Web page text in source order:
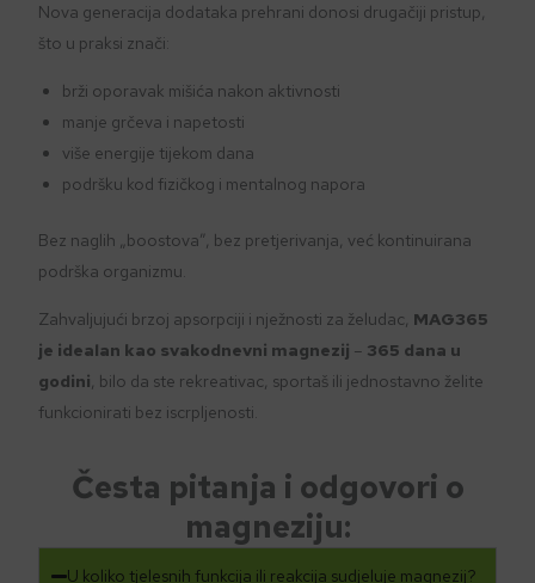
Nova generacija dodataka prehrani donosi drugačiji pristup,
što u praksi znači:
brži oporavak mišića nakon aktivnosti
manje grčeva i napetosti
više energije tijekom dana
podršku kod fizičkog i mentalnog napora
Bez naglih „boostova”, bez pretjerivanja, već kontinuirana
podrška organizmu.
Zahvaljujući brzoj apsorpciji i nježnosti za želudac, MAG365
je idealan kao svakodnevni magnezij – 365 dana u
godini, bilo da ste rekreativac, sportaš ili jednostavno želite
funkcionirati bez iscrpljenosti.
Česta pitanja i odgovori o
magneziju:
U koliko tjelesnih funkcija ili reakcija sudjeluje magnezij?